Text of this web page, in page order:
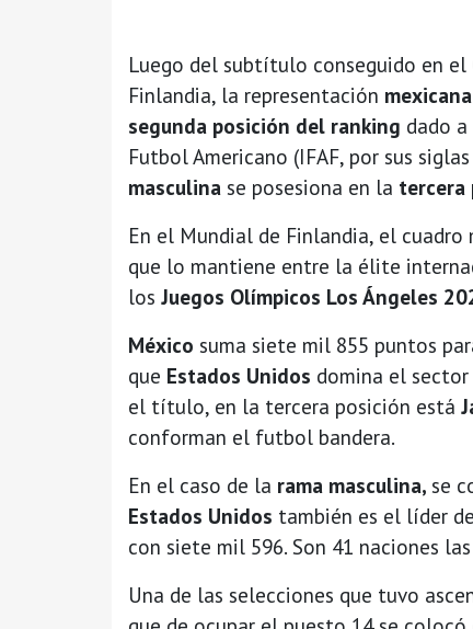
Luego del subtítulo conseguido en
Finlandia, la representación
segunda posición del ranking dado
Futbol Americano (IFAF, por sus
masculina se posesiona en la tercera
En el Mundial de Finlandia, el
que lo mantiene entre la élite
los Juegos Olímpicos Los Ángeles
México suma siete mil 855 puntos
que Estados Unidos domina el
el título, en la tercera posición está
conforman el futbol bandera.
En el caso de la rama masculina, se
Estados Unidos también es el líder
con siete mil 596. Son 41 naciones
Una de las selecciones que tuvo